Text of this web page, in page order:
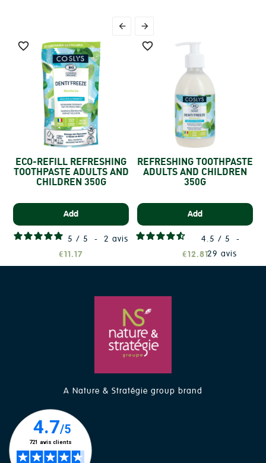
 

ECO-REFILL REFRESHING
TOOTHPASTE ADULTS AND
CHILDREN 350G
Add
5 / 5 - 2 avis
€11.17

REFRESHING TOOTHPASTE
ADULTS AND CHILDREN
350G
Add
4.5 / 5
-
29 avis
€12.81
A Nature & Stratégie group brand